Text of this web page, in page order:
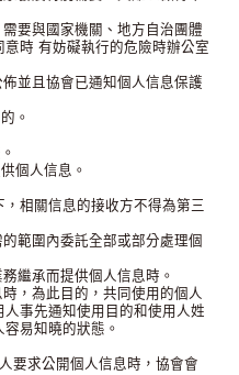
要與國家機關、地方自治團體
時 有妨礙執行的危險時辦公室
並且協會已通知個人信息保護
。
個人信息。
相關信息的接收方不得為第三
範圍內委託全部或部分處理個
繼承而提供個人信息時。
，為此目的，共同使用的個人
事先通知使用目的和使用人姓
易知曉的狀態。
要求公開個人信息時，協會會